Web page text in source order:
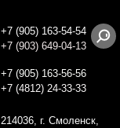
214036, г. Смоленск,
+7 (905) 163-54-54
+7 (903) 649-04-13
+7 (905) 163-56-56
+7 (4812) 24-33-33